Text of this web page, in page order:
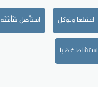
اعقلها وتوكل استأصل شَأْفَتَه
استشاط غضبا